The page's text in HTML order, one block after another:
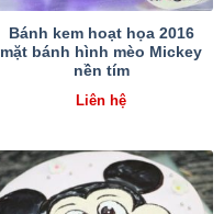
Bánh kem hoạt họa 2016
mặt bánh hình mèo Mickey
nền tím
Liên hệ